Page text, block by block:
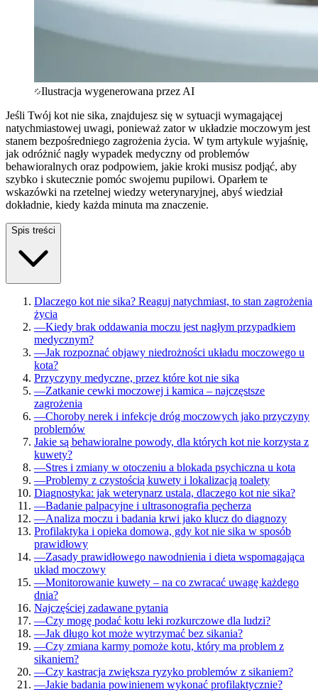
Ilustracja wygenerowana przez AI
Jeśli Twój kot nie sika, znajdujesz się w sytuacji wymagającej
natychmiastowej uwagi, ponieważ zator w układzie moczowym jest
stanem bezpośredniego zagrożenia życia. W tym artykule wyjaśnię,
jak odróżnić nagły wypadek medyczny od problemów
behawioralnych oraz podpowiem, jakie kroki musisz podjąć, aby
szybko i skutecznie pomóc swojemu pupilowi. Oparłem te
wskazówki na rzetelnej wiedzy weterynaryjnej, abyś wiedział
dokładnie, kiedy każda minuta ma znaczenie.
Spis treści
Dlaczego kot nie sika? Reaguj natychmiast, to stan zagrożenia
życia
—Kiedy brak oddawania moczu jest nagłym przypadkiem
medycznym?
—Jak rozpoznać objawy niedrożności układu moczowego u
kota?
Przyczyny medyczne, przez które kot nie sika
—Zatkanie cewki moczowej i kamica – najczęstsze
zagrożenia
—Choroby nerek i infekcje dróg moczowych jako przyczyny
problemów
Jakie są behawioralne powody, dla których kot nie korzysta z
kuwety?
—Stres i zmiany w otoczeniu a blokada psychiczna u kota
—Problemy z czystością kuwety i lokalizacją toalety
Diagnostyka: jak weterynarz ustala, dlaczego kot nie sika?
—Badanie palpacyjne i ultrasonografia pęcherza
—Analiza moczu i badania krwi jako klucz do diagnozy
Profilaktyka i opieka domowa, gdy kot nie sika w sposób
prawidłowy
—Zasady prawidłowego nawodnienia i dieta wspomagająca
układ moczowy
—Monitorowanie kuwety – na co zwracać uwagę każdego
dnia?
Najczęściej zadawane pytania
—Czy mogę podać kotu leki rozkurczowe dla ludzi?
—Jak długo kot może wytrzymać bez sikania?
—Czy zmiana karmy pomoże kotu, który ma problem z
sikaniem?
—Czy kastracja zwiększa ryzyko problemów z sikaniem?
—Jakie badania powinienem wykonać profilaktycznie?